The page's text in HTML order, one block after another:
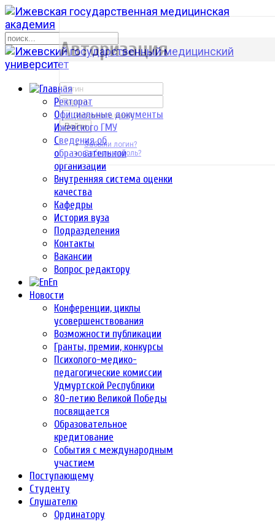
Ректорат
Официальные документы
Ижевского ГМУ
Сведения об
образовательной
организации
Внутренняя система оценки
качества
Кафедры
История вуза
Подразделения
Контакты
Вакансии
Вопрос редактору
En
Новости
Конференции, циклы
усовершенствования
Возможности публикации
Гранты, премии, конкурсы
Психолого-медико-
педагогические комиссии
Удмуртской Республики
80-летию Великой Победы
посвящается
Образовательное
кредитование
События с международным
участием
Поступающему
Студенту
Слушателю
Ординатору
р
Авторизация
Запомнить меня
Войти
Забыли логин?
Забыли пароль?